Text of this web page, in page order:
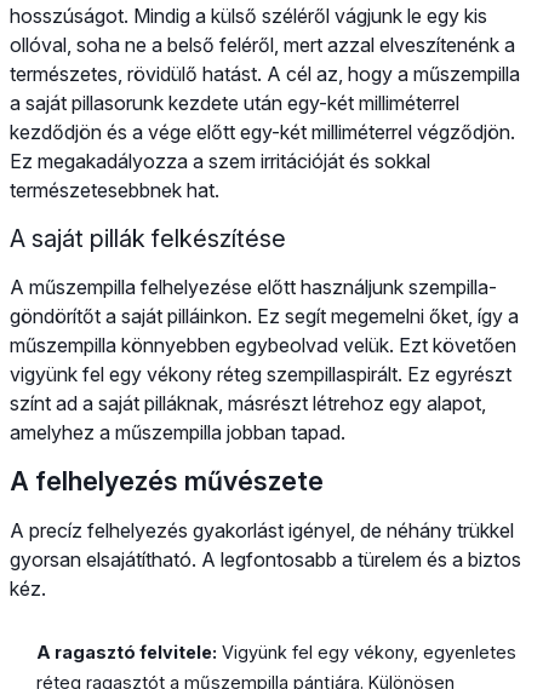
hosszúságot. Mindig a külső széléről vágjunk le egy kis
ollóval, soha ne a belső feléről, mert azzal elveszítenénk a
természetes, rövidülő hatást. A cél az, hogy a műszempilla
a saját pillasorunk kezdete után egy-két milliméterrel
kezdődjön és a vége előtt egy-két milliméterrel végződjön.
Ez megakadályozza a szem irritációját és sokkal
természetesebbnek hat.
A saját pillák felkészítése
A műszempilla felhelyezése előtt használjunk szempilla-
göndörítőt a saját pilláinkon. Ez segít megemelni őket, így a
műszempilla könnyebben egybeolvad velük. Ezt követően
vigyünk fel egy vékony réteg szempillaspirált. Ez egyrészt
színt ad a saját pilláknak, másrészt létrehoz egy alapot,
amelyhez a műszempilla jobban tapad.
A felhelyezés művészete
A precíz felhelyezés gyakorlást igényel, de néhány trükkel
gyorsan elsajátítható. A legfontosabb a türelem és a biztos
kéz.
A ragasztó felvitele: Vigyünk fel egy vékony, egyenletes
réteg ragasztót a műszempilla pántjára. Különösen